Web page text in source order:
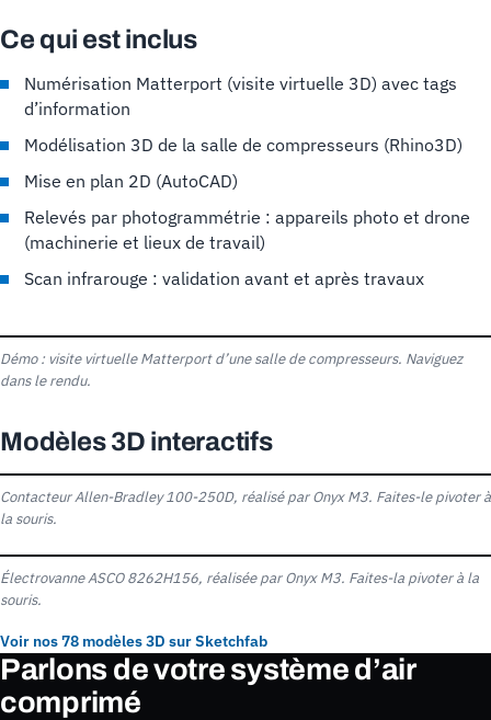
Ce qui est inclus
Numérisation Matterport (visite virtuelle 3D) avec tags
d’information
Modélisation 3D de la salle de compresseurs (Rhino3D)
Mise en plan 2D (AutoCAD)
Relevés par photogrammétrie : appareils photo et drone
(machinerie et lieux de travail)
Scan infrarouge : validation avant et après travaux
Démo : visite virtuelle Matterport d’une salle de compresseurs. Naviguez
dans le rendu.
Modèles 3D interactifs
Contacteur Allen-Bradley 100-250D, réalisé par Onyx M3. Faites-le pivoter à
la souris.
Électrovanne ASCO 8262H156, réalisée par Onyx M3. Faites-la pivoter à la
souris.
Voir nos 78 modèles 3D sur Sketchfab
Parlons de votre système d’air
comprimé